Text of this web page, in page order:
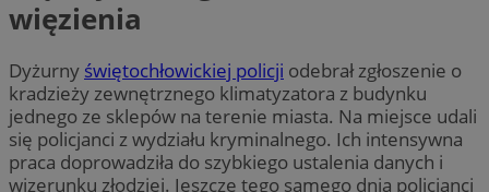
więzienia
Dyżurny świętochłowickiej policji odebrał zgłoszenie o
kradzieży zewnętrznego klimatyzatora z budynku
jednego ze sklepów na terenie miasta. Na miejsce udali
się policjanci z wydziału kryminalnego. Ich intensywna
praca doprowadziła do szybkiego ustalenia danych i
wizerunku złodziei. Jeszcze tego samego dnia policjanci